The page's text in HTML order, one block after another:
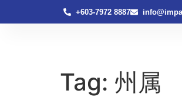
+603-7972 8887
Tag: 州属